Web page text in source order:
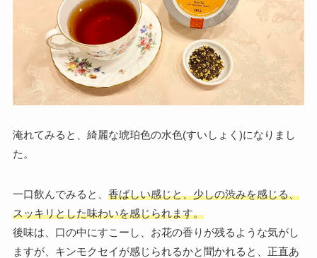
淹れてみると、綺麗な琥珀色の水色(すいしょく)になりまし
た。
一口飲んでみると、 香ばしい感じと、少しの渋みを感じる、
スッキリとした味わいを感じられます。
後味は、口の中にすこーし、お花の香りが残るような気がし
ますが、キンモクセイが感じられるかと聞かれると、正直あ